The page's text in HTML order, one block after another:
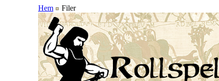
Hem Filer